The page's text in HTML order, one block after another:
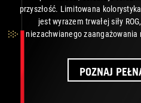
przyszłość. Limitowana
jest wyrazem trwałej siły
niezachwianego zaangażowania
POZNAJ